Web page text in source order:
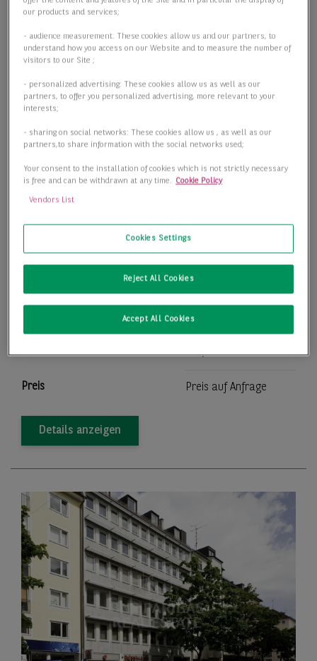
Zentrale Büroflächen im Sommershof
820,00 m
Teilbar ab 214,00 m
Preis Preis auf Anfrage
Details anzeigen
our products and services;
- audience measurement: These cookies allow us and our partners, to
understand how you access on our Website and to measure the number of
visitors to our Site ;
- personalized advertising: These cookies allow us as well as our
partners, to offer you personalized advertising, more relevant to your
interests;
- sharing on social networks: These cookies allow us , as well as our
partners,to share information with the social networks used;
Your consent to the installation of cookies which is not strictly necessary
is free and can be withdrawn at any time. Cookie Policy
Vendors List
Cookies Settings
Reject All Cookies
Accept All Cookies